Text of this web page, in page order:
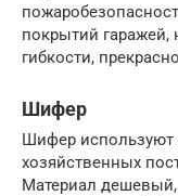
покрытий гаражей,
гибкости,
Шифер
Шифер используют
хозяйственных
Материал